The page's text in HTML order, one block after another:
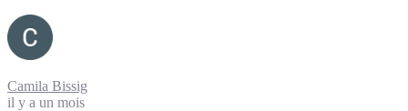
Camila Bissig
il y a un mois